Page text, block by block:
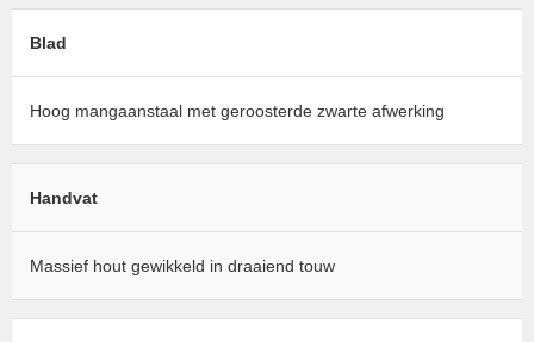
Blad
Hoog mangaanstaal met geroosterde zwarte afwerking
Handvat
Massief hout gewikkeld in draaiend touw